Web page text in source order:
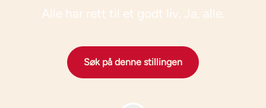
Alle har rett til et godt liv. Ja, alle.
Søk på denne stillingen